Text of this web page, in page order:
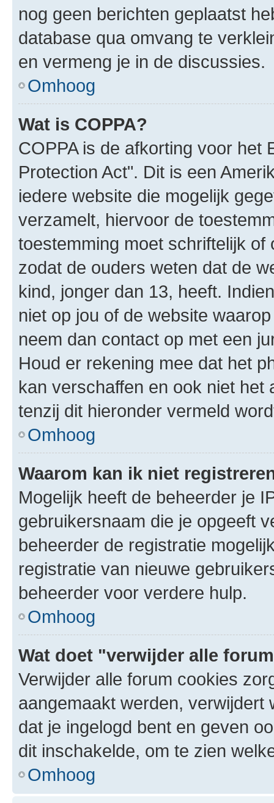
nog geen berichten geplaatst
database qua omvang te
en vermeng je in de discussies.
Omhoog
Wat is COPPA?
COPPA is de afkorting voor het
Protection Act". Dit is een
iedere website die mogelijk
verzamelt, hiervoor de
toestemming moet schriftelijk
zodat de ouders weten dat de
kind, jonger dan 13, heeft.
niet op jou of de website
neem dan contact op met een
Houd er rekening mee dat het
kan verschaffen en ook niet
tenzij dit hieronder vermeld
Omhoog
Waarom kan ik niet
Mogelijk heeft de beheerder je
gebruikersnaam die je opgeeft
beheerder de registratie
registratie van nieuwe
beheerder voor verdere hulp.
Omhoog
Wat doet "verwijder alle
Verwijder alle forum cookies
aangemaakt werden,
dat je ingelogd bent en geven
dit inschakelde, om te zien
Omhoog